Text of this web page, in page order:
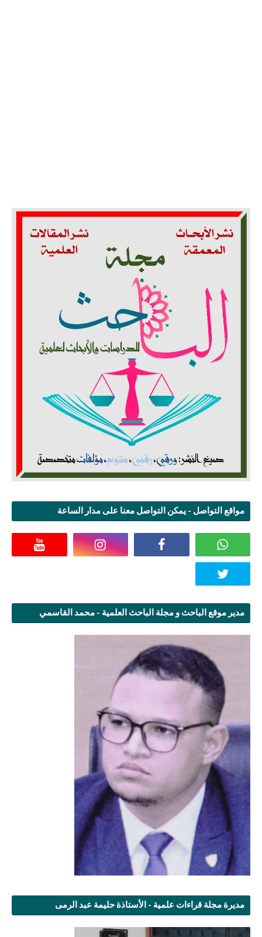
مواقع التواصل - يمكن التواصل معنا على مدار الساعة
مدير موقع الباحث و مجلة الباحث العلمية - محمد القاسمي
مديرة مجلة قراءات علمية - الأستاذة حليمة عبد الرمى